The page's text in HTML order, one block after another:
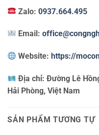
Zalo:0937.664.495
Email:
Website: https://
Địa chỉ:Đường Lê
Hải Phòng, Việt Nam
SẢN PHẨM TƯƠNG TỰ